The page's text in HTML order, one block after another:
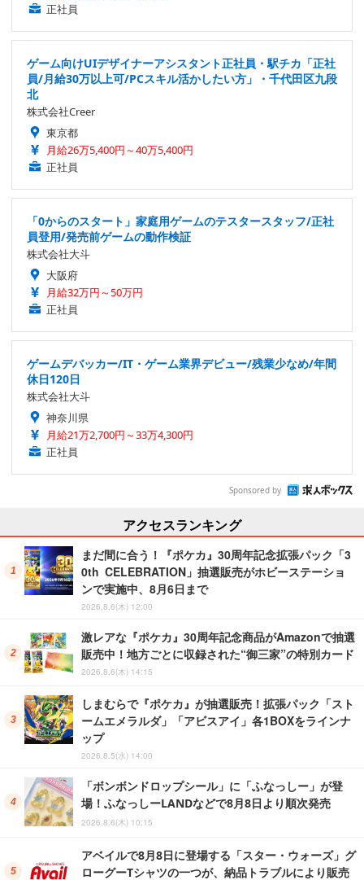
正社員
ゲーム向けUIデザイナーアシスタント正社員・駅チカ「正社
員/月給30万以上可/PCスキル活かしたい方」・千代田区九段
北
株式会社Creer
東京都
月給26万5,400円～40万5,400円
正社員
「0からのスタート」家庭用ゲームのテスタースタッフ/正社
員登用/発売前ゲームの動作検証
株式会社大斗
大阪府
月給32万円～50万円
正社員
ゲームデバッカー/IT・ゲーム業界デビュー/残業少なめ/年間
休日120日
株式会社大斗
神奈川県
月給21万2,700円～33万4,300円
正社員
Sponsored by
アクセスランキング
まだ間に合う！『ポケカ』30周年記念拡張パック「3
0th CELEBRATION」抽選販売がホビーステーショ
ンで実施中、8月6日まで
2026.8.6(木) 12:00
激レアな『ポケカ』30周年記念商品がAmazonで抽選
販売中！地方ごとに収録された“御三家”の特別カード
2026.8.6(木) 14:15
しまむらで『ポケカ』が抽選販売！拡張パック「スト
ームエメラルダ」「アビスアイ」各1BOXをラインナ
ップ
2026.8.5(水) 14:00
「ボンボンドロップシール」に「ふなっしー」が登
場！ふなっしーLANDなどで8月8日より順次発売
2026.8.6(木) 10:15
アベイルで8月8日に登場する「スター・ウォーズ」グ
ローグーTシャツの一つが、納品トラブルにより販売